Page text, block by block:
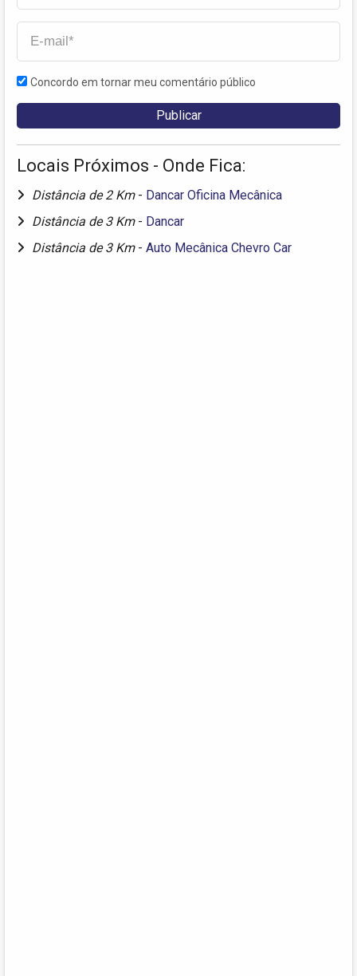
Concordo em tornar meu comentário público
Locais Próximos - Onde Fica:
Distância de 2 Km - Dancar Oficina Mecânica
Distância de 3 Km - Dancar
Distância de 3 Km - Auto Mecânica Chevro Car